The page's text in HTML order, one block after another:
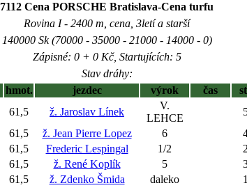
7112 Cena PORSCHE Bratislava-Cena turfu
Rovina I - 2400 m, cena, 3letí a starší
140000 Sk (70000 - 35000 - 21000 - 14000 - 0)
Zápisné: 0 + 0 Kč, Startujících: 5
Stav dráhy:
hmot. jezdec výrok čas
61,5 ž. Jaroslav Línek
V.
LEHCE
61,5 ž. Jean Pierre Lopez 6
61,5 Frederic Lespingal 1/2 2
61,5 ž. René Koplík 5
61,5 ž. Zdenko Šmida daleko 1